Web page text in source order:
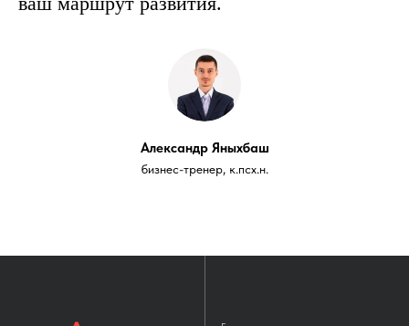
Александр Яныхбаш
бизнес-тренер, к.псх.н.